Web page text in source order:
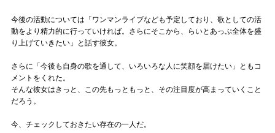
今後の活動については「ワンマンライブなども予定しており、歌としての活
動をより精力的に行っていければ。さらにそこから、らいとあっぷ全体を盛
り上げていきたい」と話す彼女。
さらに「今後も自身の歌を通して、いろいろな人に笑顔を届けたい」ともコ
メントをくれた。
そんな彼女はきっと、この先もっともっと、その注目度が高まっていくこと
だろう。
今、チェックしておきたい存在の一人だ。